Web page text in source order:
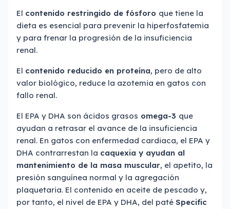
El contenido restringido de fósforo que tiene la
dieta es esencial para prevenir la hiperfosfatemia
y para frenar la progresión de la insuficiencia
renal.
El contenido reducido en proteína, pero de alto
valor biológico, reduce la azotemia en gatos con
fallo renal.
El EPA y DHA son ácidos grasos omega-3 que
ayudan a retrasar el avance de la insuficiencia
renal. En gatos con enfermedad cardiaca, el EPA y
DHA contrarrestan la caquexia y ayudan al
mantenimiento de la masa muscular, el apetito, la
presión sanguínea normal y la agregación
plaquetaria. El contenido en aceite de pescado y,
por tanto, el nivel de EPA y DHA, del paté Specific